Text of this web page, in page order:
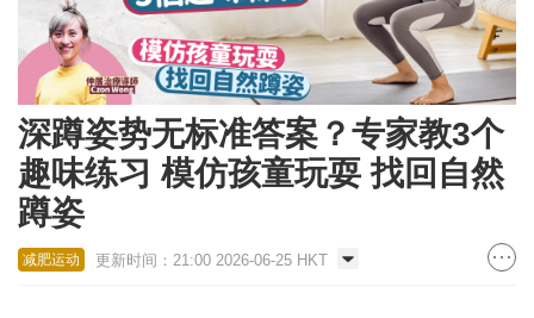
深蹲姿势无标准答案？专家教3个
趣味练习 模仿孩童玩耍 找回自然
蹲姿
减肥运动 更新时间：21:00 2026-06-25 HKT